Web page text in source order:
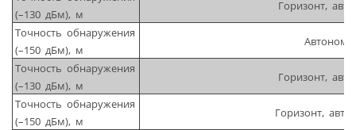
(–130 дБм), м
Горизонт,
Точность обнаружения
(–150 дБм), м
Точность обнаружения
(–130 дБм), м
Горизонт,
Точность обнаружения
(–150 дБм), м
Горизонт,